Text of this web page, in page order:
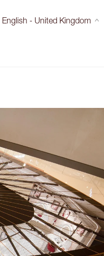
English - United Kingdom